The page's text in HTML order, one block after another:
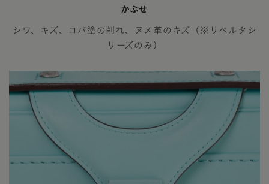
かぶせ
シワ、キズ、コバ塗の削れ、ヌメ革のキズ（※リベルタシ
リーズのみ）